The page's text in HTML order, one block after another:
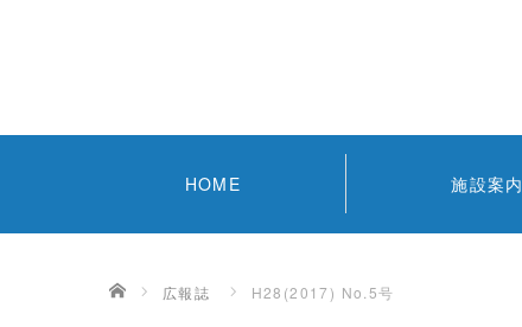
HOME 施設案内
ホーム 広報誌 H28(2017) No.5号